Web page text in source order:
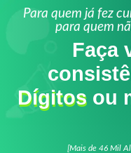
Para quem já fez
para quem
Faça
Dígitos ou
[Mais de 46 Mil